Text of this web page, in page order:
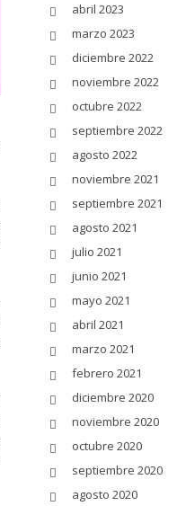
abril 2023
marzo 2023
diciembre 2022
noviembre 2022
octubre 2022
septiembre 2022
agosto 2022
noviembre 2021
septiembre 2021
agosto 2021
julio 2021
junio 2021
mayo 2021
abril 2021
marzo 2021
febrero 2021
diciembre 2020
noviembre 2020
octubre 2020
septiembre 2020
agosto 2020